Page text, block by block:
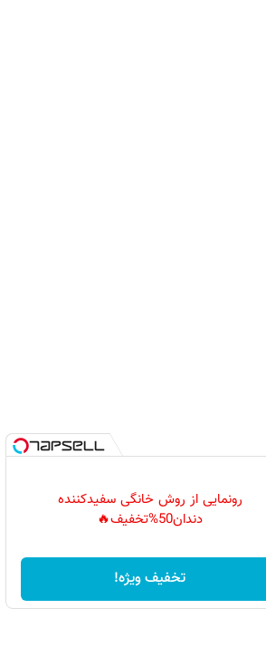
رونمایی از روش خانگی سفیدکننده
دندان50%تخفیف🔥
تخفیف ویژه!